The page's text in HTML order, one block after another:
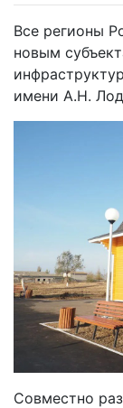
Все регионы
новым
имени А.Н.
Совместно